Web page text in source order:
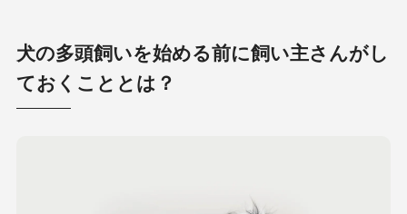
犬の多頭飼いを始める前に飼い主さんがし
ておくこととは？